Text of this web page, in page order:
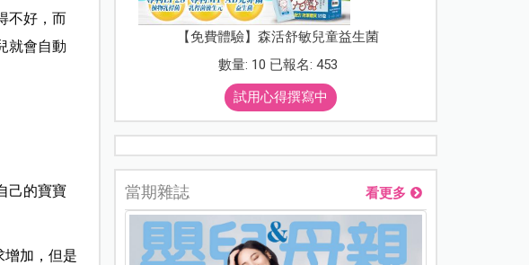
不好，而
就會自動
己的寶寶
增加，但是
【免費體驗】森活舒敏兒童益生菌
數量: 10 已報名: 453
試用心得撰寫中
當期雜誌 看更多